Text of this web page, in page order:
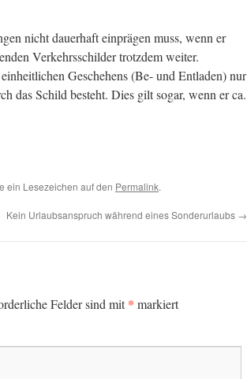
nicht dauerhaft einprägen muss, wenn er
Verkehrsschilder trotzdem weiter.
Geschehens (Be- und Entladen) nur
das Schild besteht. Dies gilt sogar, wenn er ca.
ein Lesezeichen auf den Permalink.
Kein Urlaubsanspruch während eines Sonderurlaubs →
Felder sind mit* markiert